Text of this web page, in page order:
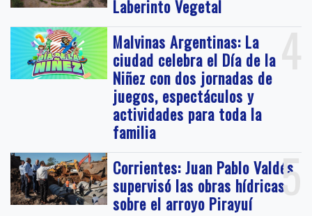
Laberinto Vegetal
4
Malvinas Argentinas: La
ciudad celebra el Día de la
Niñez con dos jornadas de
juegos, espectáculos y
actividades para toda la
familia
5
Corrientes: Juan Pablo Valdés
supervisó las obras hídricas
sobre el arroyo Pirayuí